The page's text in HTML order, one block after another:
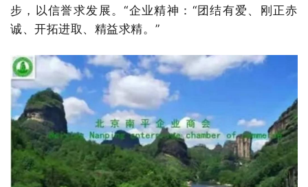
步，以信誉求发展。“企业精神：“团结有爱、刚正赤
诚、开拓进取、精益求精。”